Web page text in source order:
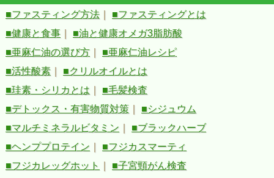
■ファスティング方法
■ファスティングとは
■健康と食事
■油と健康オメガ3脂肪酸
■亜麻仁油の選び方
■亜麻仁油レシピ
■活性酸素
■クリルオイルとは
■珪素・シリカとは
■毛髪検査
■デトックス・有害物質対策
■シジュウム
■マルチミネラルビタミン
■ブラックハーブ
■ヘンププロテイン
■フジカスマーティ
■フジカレッグホット
■子宮頸がん検査